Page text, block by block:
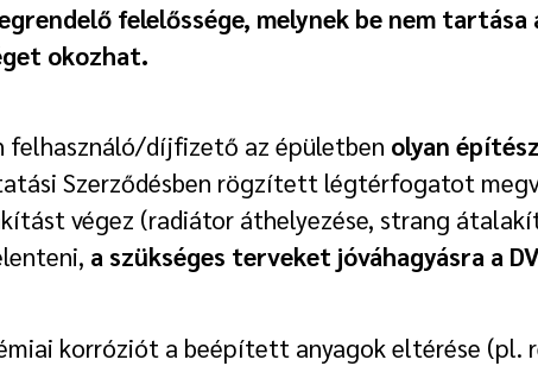
felelőssége, melynek be nem
okozhat.
felhasználó/díjfizető az épületben olyan
Szerződésben rögzített légtérfogatot
végez (radiátor áthelyezése, strang
a szükséges terveket jóváhagyásra a
korróziót a beépített anyagok eltérése (pl.